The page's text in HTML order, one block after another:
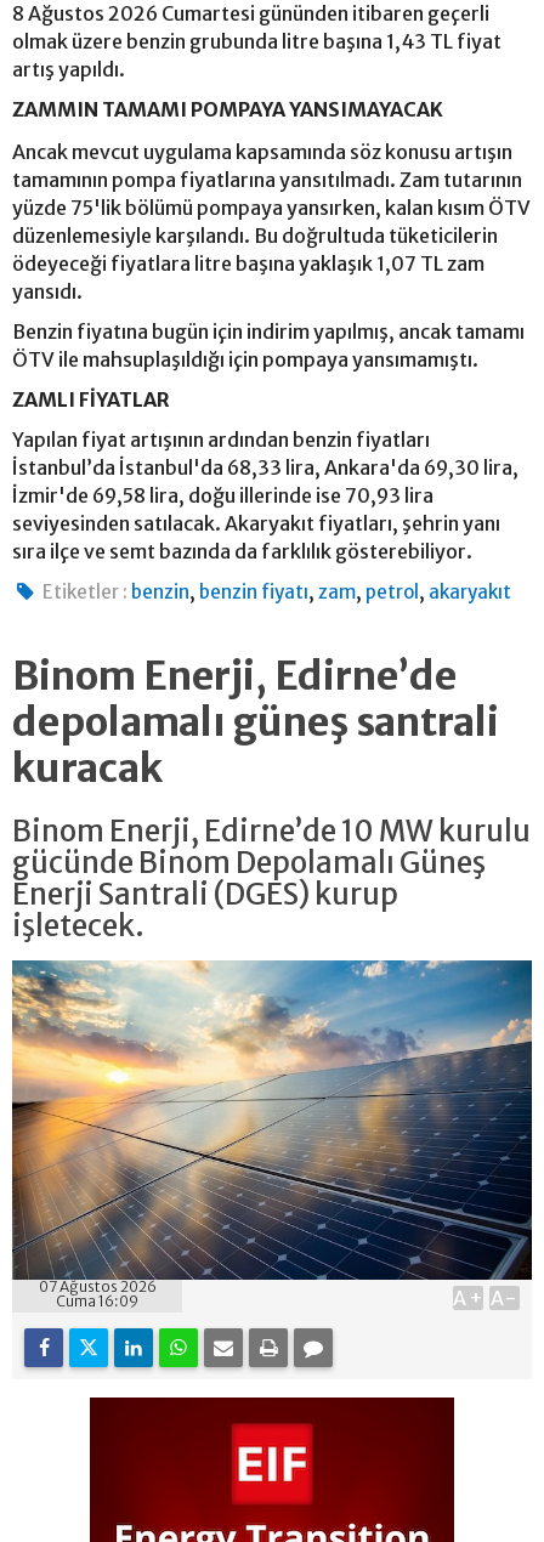
8 Ağustos 2026 Cumartesi gününden itibaren geçerli
olmak üzere benzin grubunda litre başına 1,43 TL fiyat
artış yapıldı.
ZAMMIN TAMAMI POMPAYA YANSIMAYACAK
Ancak mevcut uygulama kapsamında söz konusu artışın
tamamının pompa fiyatlarına yansıtılmadı. Zam tutarının
yüzde 75'lik bölümü pompaya yansırken, kalan kısım ÖTV
düzenlemesiyle karşılandı. Bu doğrultuda tüketicilerin
ödeyeceği fiyatlara litre başına yaklaşık 1,07 TL zam
yansıdı.
Benzin fiyatına bugün için indirim yapılmış, ancak tamamı
ÖTV ile mahsuplaşıldığı için pompaya yansımamıştı.
ZAMLI FİYATLAR
Yapılan fiyat artışının ardından benzin fiyatları
İstanbul’da İstanbul'da 68,33 lira, Ankara'da 69,30 lira,
İzmir'de 69,58 lira, doğu illerinde ise 70,93 lira
seviyesinden satılacak. Akaryakıt fiyatları, şehrin yanı
sıra ilçe ve semt bazında da farklılık gösterebiliyor.
Etiketler : benzin, benzin fiyatı,zam, petrol , akaryakıt
Binom Enerji, Edirne’de
depolamalı güneş santrali
kuracak
Binom Enerji, Edirne’de 10 MW kurulu
gücünde Binom Depolamalı Güneş
Enerji Santrali (DGES) kurup
işletecek.
07 Ağustos 2026
Cuma 16:09
A+ A-